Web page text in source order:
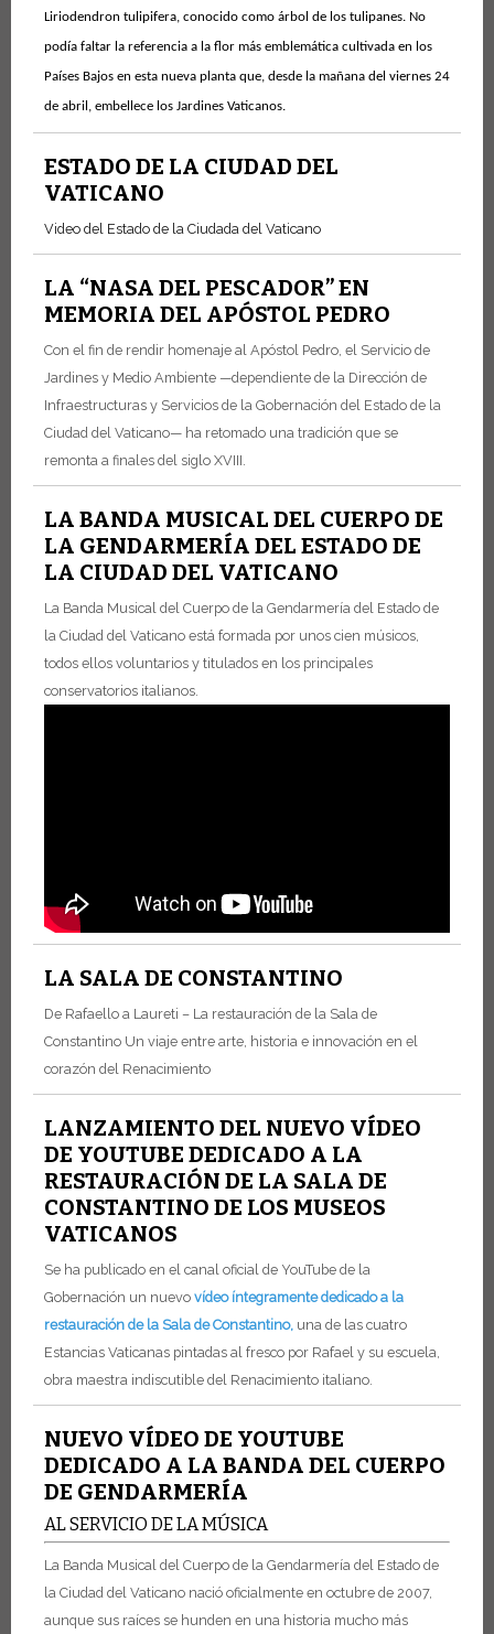
Liriodendron tulipifera, conocido como árbol de los tulipanes. No
podía faltar la referencia a la flor más emblemática cultivada en los
Países Bajos en esta nueva planta que, desde la mañana del viernes 24
de abril, embellece los Jardines Vaticanos.
ESTADO DE LA CIUDAD DEL
VATICANO
Video del Estado de la Ciudada del Vaticano
LA “NASA DEL PESCADOR” EN
MEMORIA DEL APÓSTOL PEDRO
Con el fin de rendir homenaje al Apóstol Pedro, el Servicio de
Jardines y Medio Ambiente —dependiente de la Dirección de
Infraestructuras y Servicios de la Gobernación del Estado de la
Ciudad del Vaticano— ha retomado una tradición que se
remonta a finales del siglo XVIII.
LA BANDA MUSICAL DEL CUERPO DE
LA GENDARMERÍA DEL ESTADO DE
LA CIUDAD DEL VATICANO
La Banda Musical del Cuerpo de la Gendarmería del Estado de
la Ciudad del Vaticano está formada por unos cien músicos,
todos ellos voluntarios y titulados en los principales
conservatorios italianos.
LA SALA DE CONSTANTINO
De Rafaello a Laureti – La restauración de la Sala de
Constantino Un viaje entre arte, historia e innovación en el
corazón del Renacimiento
LANZAMIENTO DEL NUEVO VÍDEO
DE YOUTUBE DEDICADO A LA
RESTAURACIÓN DE LA SALA DE
CONSTANTINO DE LOS MUSEOS
VATICANOS
Se ha publicado en el canal oficial de YouTube de la
Gobernación un nuevo vídeo íntegramente dedicado a la
restauración de la Sala de Constantino, una de las cuatro
Estancias Vaticanas pintadas al fresco por Rafael y su escuela,
obra maestra indiscutible del Renacimiento italiano.
NUEVO VÍDEO DE YOUTUBE
DEDICADO A LA BANDA DEL CUERPO
DE GENDARMERÍA
AL SERVICIO DE LA MÚSICA
La Banda Musical del Cuerpo de la Gendarmería del Estado de
la Ciudad del Vaticano nació oficialmente en octubre de 2007,
aunque sus raíces se hunden en una historia mucho más